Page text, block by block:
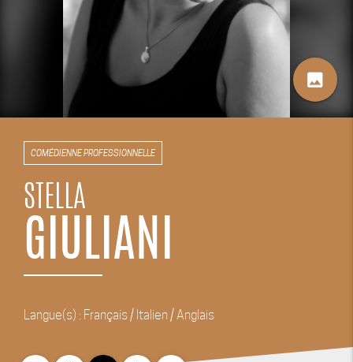
image
COMÉDIENNE PROFESSIONNELLE
STELLA
GIULIANI
Langue(s) : Français / Italien / Anglais